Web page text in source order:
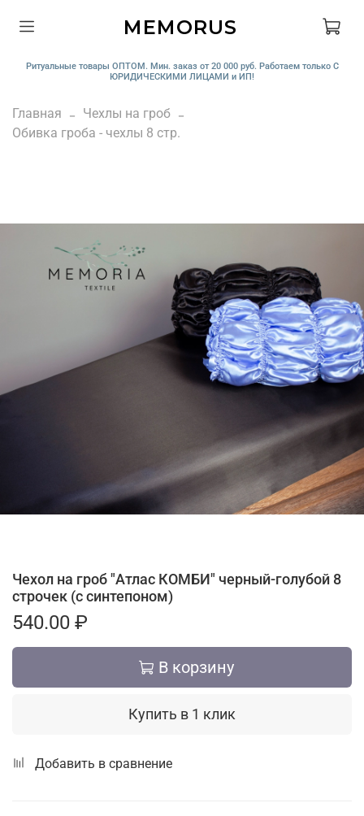
MEMORUS
Ритуальные товары ОПТОМ. Мин. заказ от 20 000 руб. Работаем только С
ЮРИДИЧЕСКИМИ ЛИЦАМИ и ИП!
Главная
Чехлы на гроб
Обивка гроба - чехлы 8 стр.
Чехол на гроб "Атлас КОМБИ" черный-голубой 8
строчек (с синтепоном)
540.00 ₽
В корзину
Купить в 1 клик
Добавить в сравнение